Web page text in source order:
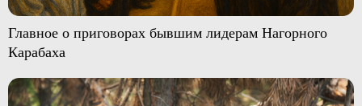
Главное о приговорах бывшим лидерам Нагорного
Карабаха